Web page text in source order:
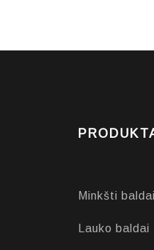
Minkšti baldai
Lauko baldai